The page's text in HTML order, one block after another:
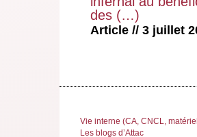
des (…)
Article // 3 juillet
Vie interne (CA, CNCL,
Les blogs d’Attac